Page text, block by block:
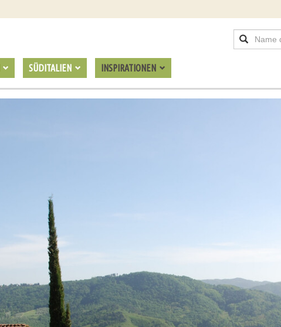
SÜDITALIEN INSPIRATIONEN